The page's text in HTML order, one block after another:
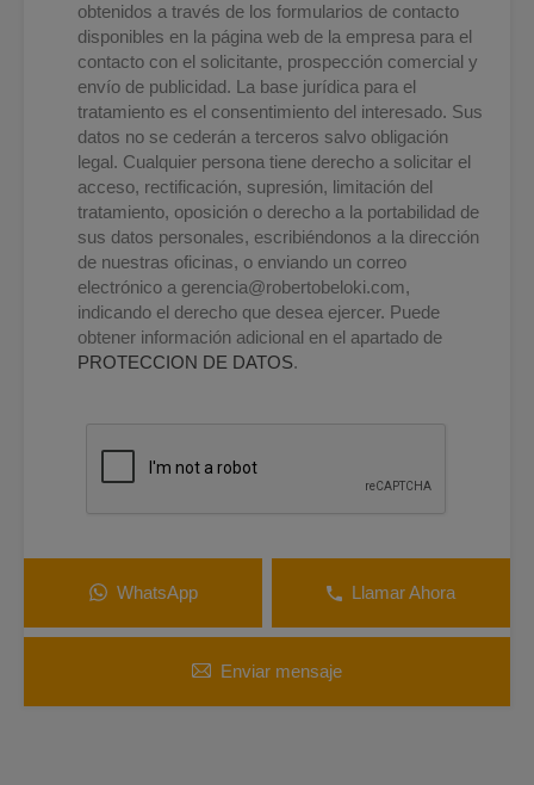
obtenidos a través de los formularios de contacto
disponibles en la página web de la empresa para el
contacto con el solicitante, prospección comercial y
envío de publicidad. La base jurídica para el
tratamiento es el consentimiento del interesado. Sus
datos no se cederán a terceros salvo obligación
legal. Cualquier persona tiene derecho a solicitar el
acceso, rectificación, supresión, limitación del
tratamiento, oposición o derecho a la portabilidad de
sus datos personales, escribiéndonos a la dirección
de nuestras oficinas, o enviando un correo
electrónico a gerencia@robertobeloki.com,
indicando el derecho que desea ejercer. Puede
obtener información adicional en el apartado de
PROTECCION DE DATOS.
WhatsApp Llamar Ahora
Enviar mensaje